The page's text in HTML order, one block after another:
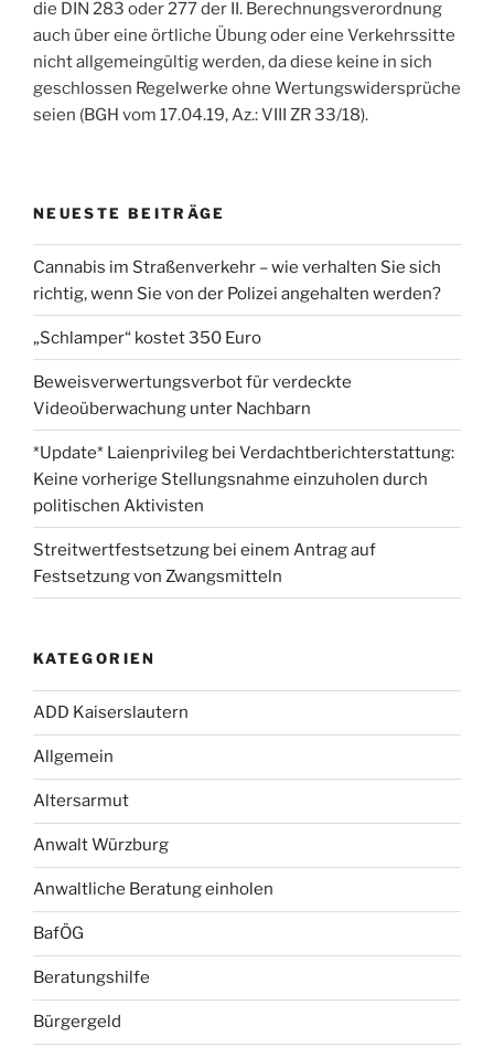
die DIN 283 oder 277 der II. Berechnungsverordnung
auch über eine örtliche Übung oder eine Verkehrssitte
nicht allgemeingültig werden, da diese keine in sich
geschlossen Regelwerke ohne Wertungswidersprüche
seien (BGH vom 17.04.19, Az.: VIII ZR 33/18).
NEUESTE BEITRÄGE
Cannabis im Straßenverkehr – wie verhalten Sie sich
richtig, wenn Sie von der Polizei angehalten werden?
„Schlamper“ kostet 350 Euro
Beweisverwertungsverbot für verdeckte
Videoüberwachung unter Nachbarn
*Update* Laienprivileg bei Verdachtberichterstattung:
Keine vorherige Stellungsnahme einzuholen durch
politischen Aktivisten
Streitwertfestsetzung bei einem Antrag auf
Festsetzung von Zwangsmitteln
KATEGORIEN
ADD Kaiserslautern
Allgemein
Altersarmut
Anwalt Würzburg
Anwaltliche Beratung einholen
BafÖG
Beratungshilfe
Bürgergeld